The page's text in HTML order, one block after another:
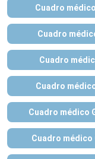
Cuadro
Cuadro
Cuadro
Cuadro
Cuadro médico
Cuadro médico